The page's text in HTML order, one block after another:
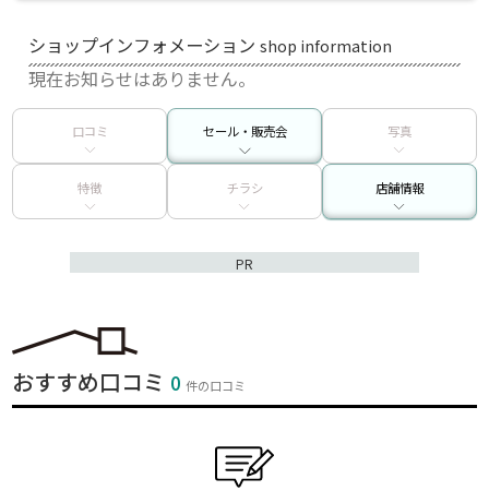
ショップインフォメーションshop information
現在お知らせはありません。
口コミ セール・販売会 写真
特徴 チラシ 店舗情報
PR
おすすめ口コミ 0件の口コミ